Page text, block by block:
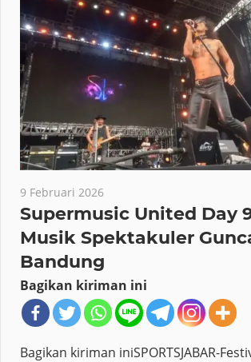
9 Februari 2026
Supermusic United Day
Musik Spektakuler
Bandung
Bagikan kiriman ini
Bagikan kiriman iniSPORTSJABAR-